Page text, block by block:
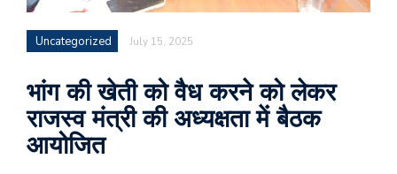
Uncategorized July 15, 2025
भांग की खेती को वैध करने को लेकर
राजस्व मंत्री की अध्यक्षता में बैठक
आयोजित